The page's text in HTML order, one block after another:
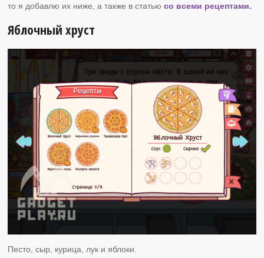
то я добавлю их ниже, а также в статьюсо всеми рецептами.
Яблочный хруст
Песто, сыр, курица, лук и яблоки.